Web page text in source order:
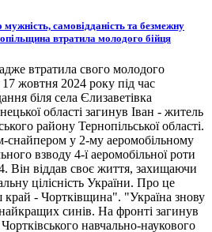
мужність, самовідданість та безмежну
втратила молодого бійця
втратила свого молодого
жовтня 2024 року під час
біля села Єлизаветівка
області загинув Іван - житель
району Тернопільської області.
снайпером у 2-му аеромобільному
взводу 4-ї аеромобільної роти
Він віддав своє життя, захищаючи
цілісність України. Про це
- Чортківщина". "Україна знову
синів. На фронті загинув
навчально-наукового